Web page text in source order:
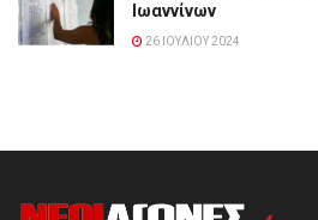
Ιωαννίνων
26 ΙΟΥΛΊΟΥ 2024